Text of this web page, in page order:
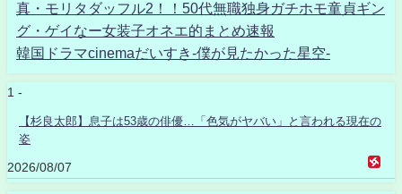
真・モリタダッフル2！！50代無職独身ガチホモ童貞ギン
グ・ゲイなー女装子オネエ的まとめ速報
韓国ドラマcinemaだいすき-僕が見たかった星空-
1 -
【杉良太郎】息子は53歳の俳優…「色気がヤバい」と言われる現在の
姿
2026/08/07